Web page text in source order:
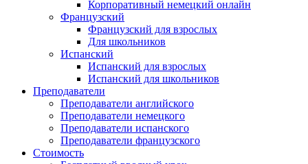
Корпоративный немецкий онлайн
Французский
Французский для взрослых
Для школьников
Испанский
Испанский для взрослых
Испанский для школьников
Преподаватели
Преподаватели английского
Преподаватели немецкого
Преподаватели испанского
Преподаватели французского
Стоимость